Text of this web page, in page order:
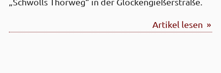
„Schwolls Thorweg“ in der Glockengießerstraße.
Artikel lesen »